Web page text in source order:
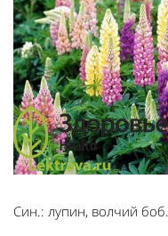
Син.: лупин, волчий боб.